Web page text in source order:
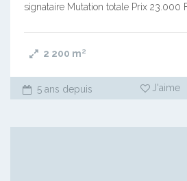
signataire Mutation totale Prix 23.000
2 200 m²
5 ans depuis J'aime